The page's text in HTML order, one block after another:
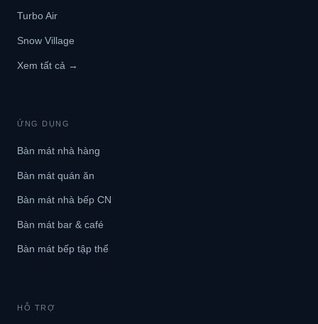
Turbo Air
Snow Village
Xem tất cả →
ỨNG DỤNG
Bàn mát nhà hàng
Bàn mát quán ăn
Bàn mát nhà bếp CN
Bàn mát bar & café
Bàn mát bếp tập thể
HỖ TRỢ